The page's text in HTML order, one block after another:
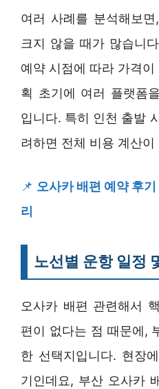
여러 사례를 분석해보
크지 않을 때가 많습니
예약 시점에 따라 가격
획 초기에 여러 플랫폼
입니다. 특히 인천 출발
려하면 전체 비용 계산
📌 오사카 배편 예약 후
리
노선별 운항 일정
오사카 배편 관련해서
편이 없다는 점 때문에,
한 선택지입니다. 현장
기인데요, 부산 오사카